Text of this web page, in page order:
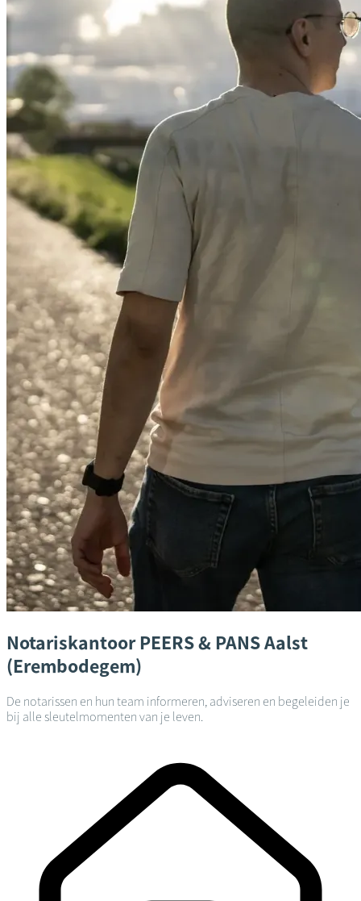
Notariskantoor PEERS & PANSAalst
(Erembodegem)
De notarissen en hun team informeren, adviseren en begeleiden je
bij alle sleutelmomenten van je leven.